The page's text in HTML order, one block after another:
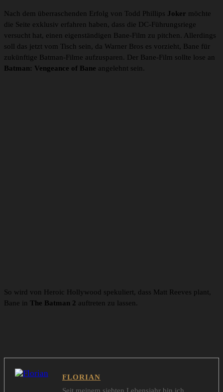
Nach dem überraschenden Erfolg von Todd Phillips Joker möchte
die Seite exklusiv erfahren haben, dass die DC-Führungsriege
versucht hat, einen eigenständigen Bane-Film zu pitchen. Allerdings
soll das jetzt vom Tisch sein, da Warner Bros es vorzieht, Bane für
zukünftige Batman-Filme aufzusparen. Der Bane-Film sollte lose an
Batman: Vengeance of Bane angelehnt sein.
So wird von Heroic Hollywood spekuliert, dass Matt Reeves plant,
Bane in The Batman 2 auftreten zu lassen.
FLORIAN